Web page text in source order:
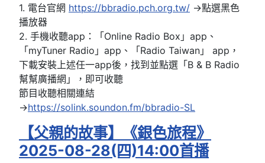
1. 電台官網 https://bbradio.pch.org.tw/ →點選黑色
播放器
2. 手機收聽app：「Online Radio Box」app、
「myTuner Radio」app、「Radio Taiwan」 app，
下載安裝上述任一app後，找到並點選「B & B Radio
幫幫廣播網」，即可收聽
節目收聽相關連結
→https://solink.soundon.fm/bbradio-SL
【父親的故事】《銀色旅程》
2025-08-28(四)14:00首播